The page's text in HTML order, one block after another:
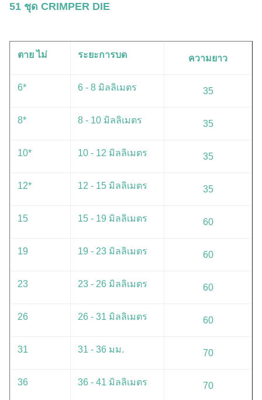
51 ชุด CRIMPER DIE
ตาย ไม่ ระยะการบด ความยาว
6* 6 - 8 มิลลิเมตร 35
8* 8 - 10 มิลลิเมตร 35
10* 10 - 12 มิลลิเมตร 35
12* 12 - 15 มิลลิเมตร 35
15 15 - 19 มิลลิเมตร 60
19 19 - 23 มิลลิเมตร 60
23 23 - 26 มิลลิเมตร 60
26 26 - 31 มิลลิเมตร 60
31 31 - 36 มม. 70
36 36 - 41 มิลลิเมตร 70